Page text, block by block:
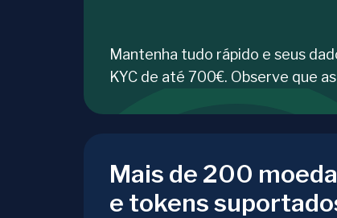
Mantenha tudo rápido e seus
KYC de até 700€. Observe que
Mais de 200
e tokens